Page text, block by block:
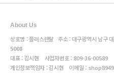
About Us
상호명 : 플러스렌탈 주소 : 대구광역시 남구
5008
대표 : 김시현 사업자번호 : 809-36-00589
개인정보책임자 : 김시현 이메일 :